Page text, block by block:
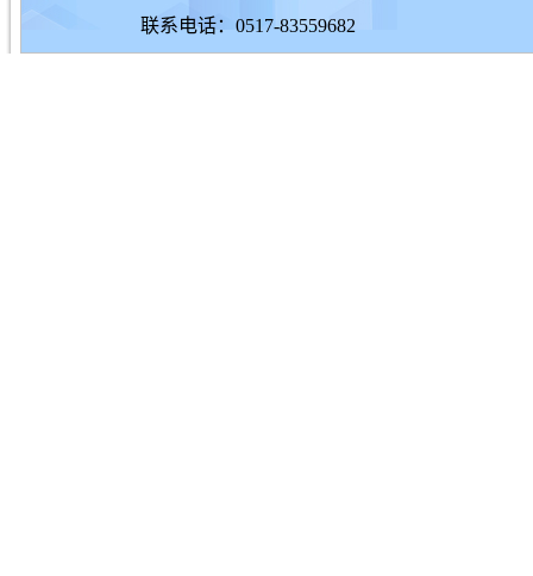
联系电话：0517-83559682